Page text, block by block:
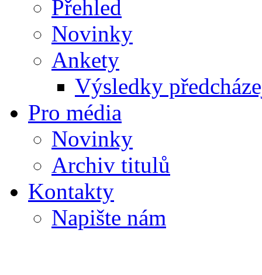
Přehled
Novinky
Ankety
Výsledky
Pro média
Novinky
Archiv titulů
Kontakty
Napište nám